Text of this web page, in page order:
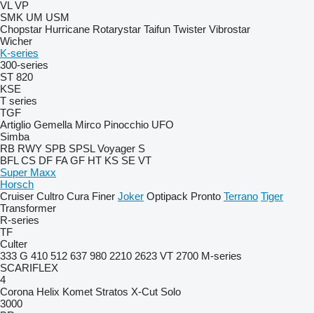
VL VP
SMK UM USM
Chopstar Hurricane Rotarystar Taifun Twister Vibrostar
Wicher
K-series
300-series
ST 820
KSE
T series
TGF
Artiglio Gemella Mirco Pinocchio UFO
Simba
RB RWY SPB SPSL Voyager S
BFL CS DF FA GF HT KS SE VT
Super Maxx
Horsch
Cruiser Cultro Cura Finer Joker Optipack Pronto Terrano Tiger
Transformer
R-series
TF
Culter
333 G 410 512 637 980 2210 2623 VT 2700 M-series
SCARIFLEX
4
Corona Helix Komet Stratos X-Cut Solo
3000